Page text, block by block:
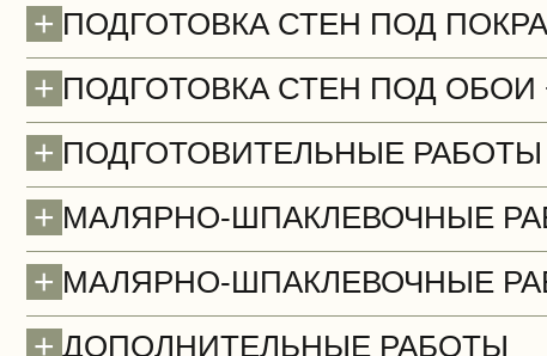
+ ПОДГОТОВКА СТЕН ПОД
+ ПОДГОТОВКА СТЕН ПОД
+ ПОДГОТОВИТЕЛЬНЫЕ РАБОТЫ
+ МАЛЯРНО-ШПАКЛЕВОЧНЫЕ
+ МАЛЯРНО-ШПАКЛЕВОЧНЫЕ
+ ДОПОЛНИТЕЛЬНЫЕ РАБОТЫ